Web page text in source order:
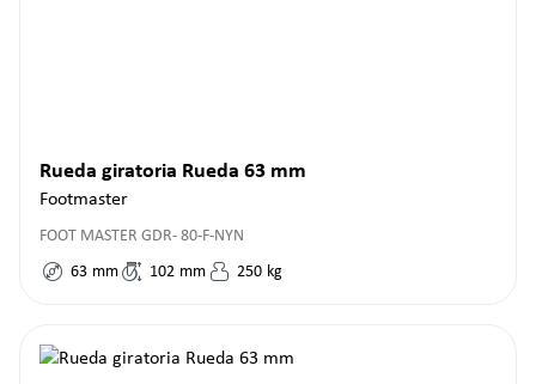
Rueda giratoria Rueda 63 mm
Footmaster
FOOT MASTER GDR- 80-F-NYN
63 mm 102 mm 250 kg